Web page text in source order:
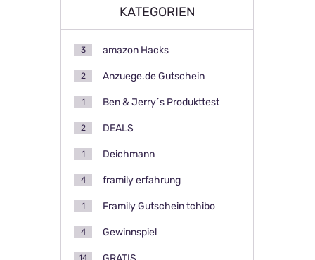
KATEGORIEN
amazon Hacks
3
Anzuege.de Gutschein
2
Ben & Jerry´s Produkttest
1
DEALS
2
Deichmann
1
framily erfahrung
4
Framily Gutschein tchibo
1
Gewinnspiel
4
14